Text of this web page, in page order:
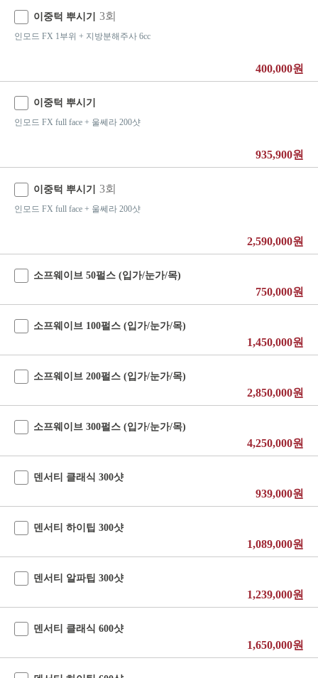
이중턱 뿌시기 3회
인모드 FX 1부위 + 지방분해주사 6cc
400,000원
이중턱 뿌시기
인모드 FX full face + 울쎄라 200샷
935,900원
이중턱 뿌시기 3회
인모드 FX full face + 울쎄라 200샷
2,590,000원
소프웨이브 50펄스 (입가/눈가/목)
750,000원
소프웨이브 100펄스 (입가/눈가/목)
1,450,000원
소프웨이브 200펄스 (입가/눈가/목)
2,850,000원
소프웨이브 300펄스 (입가/눈가/목)
4,250,000원
덴서티 클래식 300샷
939,000원
덴서티 하이팁 300샷
1,089,000원
덴서티 알파팁 300샷
1,239,000원
덴서티 클래식 600샷
1,650,000원